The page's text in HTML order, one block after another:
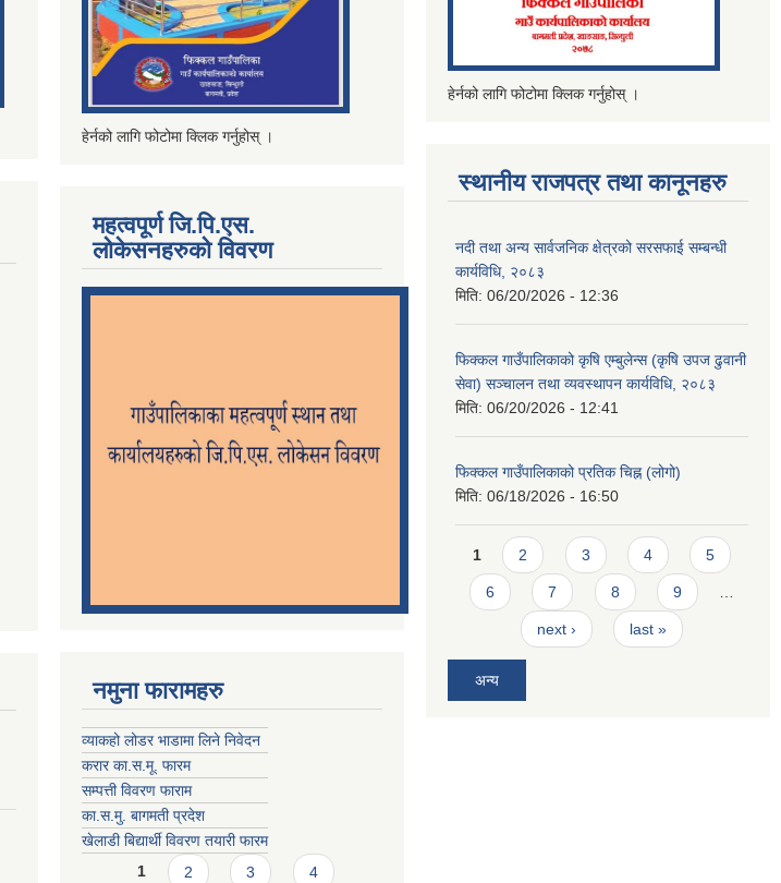
हेर्नको लागि फोटोमा क्लिक गर्नुहोस् ।
महत्वपूर्ण जि.पि.एस.
लोकेसनहरुको विवरण
नमुना फारामहरु
व्याकहो लोडर भाडामा लिने निवेदन
करार का.स.मू. फारम
सम्पत्ती विवरण फाराम
का.स.मु. बागमती प्रदेश
खेलाडी बिद्यार्थी विवरण तयारी फारम
Pages
1 2 3 4
हेर्नको लागि फोटोमा क्लिक गर्नुहोस् ।
स्थानीय राजपत्र तथा कानूनहरु
नदी तथा अन्य सार्वजनिक क्षेत्रको सरसफाई सम्बन्धी
कार्यविधि, २०८३
मिति: 06/20/2026 - 12:36
फिक्कल गाउँपालिकाको कृषि एम्बुलेन्स (कृषि उपज ढुवानी
सेवा) सञ्चालन तथा व्यवस्थापन कार्यविधि, २०८३
मिति: 06/20/2026 - 12:41
फिक्कल गाउँपालिकाको प्रतिक चिह्न (लोगो)
मिति: 06/18/2026 - 16:50
Pages
1 2 3 4 5
6 7 8 9
next › last »
अन्य